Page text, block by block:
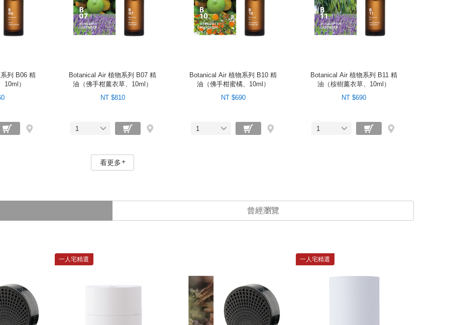
列 B06 精
10ml）
Botanical Air 植物系列 B07 精
油（佛手柑薰衣草、10ml）
NT $810
1
Botanical Air 植物系列 B10 精
油（佛手柑蜜橘、10ml）
NT $690
1
Botanical Air 植物系列 B11 精
油（桉樹薰衣草、10ml）
NT $690
1
看更多
曾經瀏覽
一人宅精選 一人宅精選